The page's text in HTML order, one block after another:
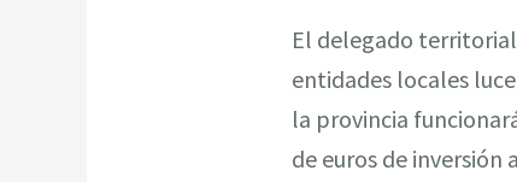
El delegado
entidades locales
la provincia
de euros de